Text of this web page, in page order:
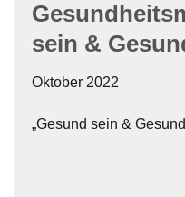
sein &
Oktober 2022
„Gesund sein &